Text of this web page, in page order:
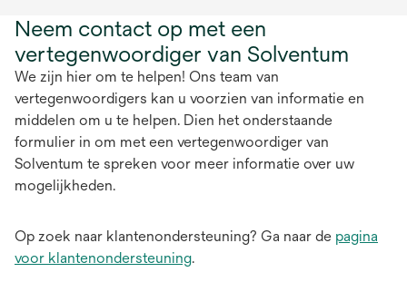
Neem contact op met een
vertegenwoordiger van Solventum
We zijn hier om te helpen! Ons team van
vertegenwoordigers kan u voorzien van informatie en
middelen om u te helpen. Dien het onderstaande
formulier in om met een vertegenwoordiger van
Solventum te spreken voor meer informatie over uw
mogelijkheden.
Op zoek naar klantenondersteuning? Ga naar de pagina
voor klantenondersteuning.